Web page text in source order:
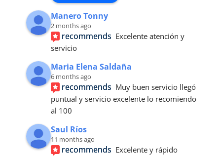
Manero Tonny
2 months ago
recommends Excelente atención y
servicio
Maria Elena Saldaña
6 months ago
recommends Muy buen servicio llegó
puntual y servicio excelente lo recomiendo
al 100
Saul Ríos
11 months ago
recommends Excelente y rápido